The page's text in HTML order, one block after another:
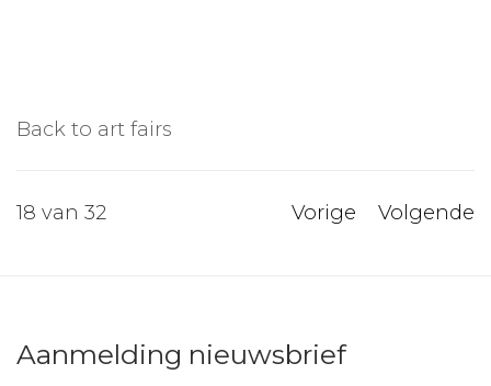
Back to art fairs
Vorige Volgende
18 van 32
Aanmelding nieuwsbrief